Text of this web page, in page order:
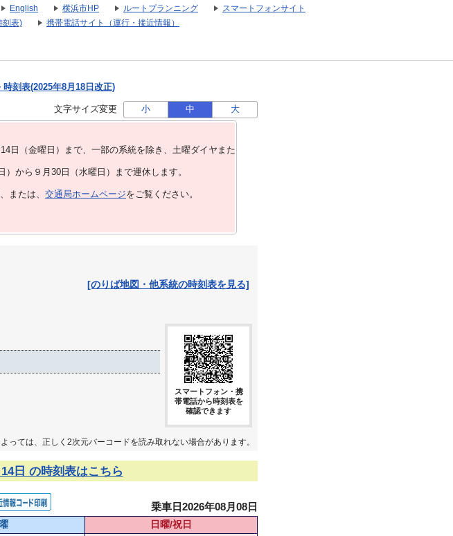
English 横浜市HP ルートプランニング
スマートフォンサイト
刻表) 携帯電話サイト（運行・接近情報）
時刻表(2025年8月18日改正)
文字サイズ変更 小 中 大
⽇（金曜日）まで、⼀部の系統を除き、⼟曜ダイヤまた
から９月30日（水曜日）まで運休します。
または、 交通局ホームページをご覧ください。
[のりば地図・他系統の時刻表を見る]
スマートフォン・携
帯電話から時刻表を
確認できます
っては、正しく2次元バーコードを読み取れない場合があります。
日 の時刻表はこちら
乗車日2026年08月08日
日曜/祝日